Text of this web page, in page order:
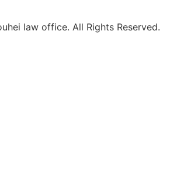
law office. All Rights Reserved.